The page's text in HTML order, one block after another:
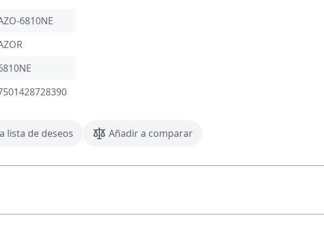
6810NE
lista de deseos Añadir a comparar